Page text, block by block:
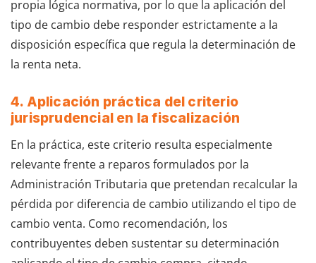
propia lógica normativa, por lo que la aplicación del
tipo de cambio debe responder estrictamente a la
disposición específica que regula la determinación de
la renta neta.
4. Aplicación práctica del criterio
jurisprudencial en la fiscalización
En la práctica, este criterio resulta especialmente
relevante frente a reparos formulados por la
Administración Tributaria que pretendan recalcular la
pérdida por diferencia de cambio utilizando el tipo de
cambio venta. Como recomendación, los
contribuyentes deben sustentar su determinación